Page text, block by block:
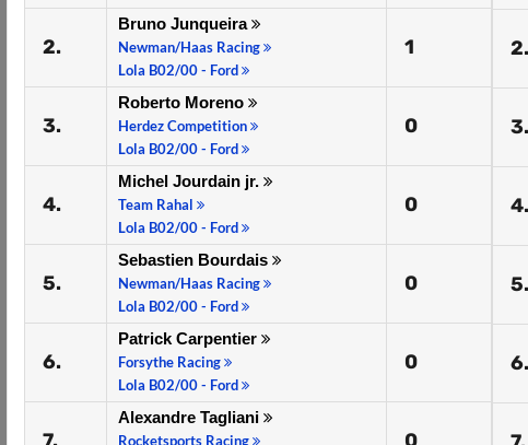
2.
Bruno Junqueira
Newman/Haas Racing
Lola B02/00 - Ford
1
3.
Roberto Moreno
Herdez Competition
Lola B02/00 - Ford
0
4.
Michel Jourdain jr.
Team Rahal
Lola B02/00 - Ford
0
5.
Sebastien Bourdais
Newman/Haas Racing
Lola B02/00 - Ford
0
6.
Patrick Carpentier
Forsythe Racing
Lola B02/00 - Ford
0
Alexandre Tagliani
Rocketsports Racing
2.
3.
4.
5.
6.